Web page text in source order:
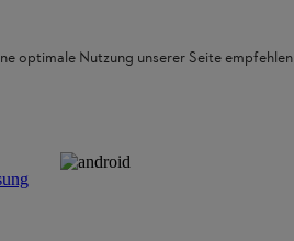
optimale Nutzung unserer Seite empfehlen